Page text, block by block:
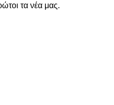
τα νέα μας.